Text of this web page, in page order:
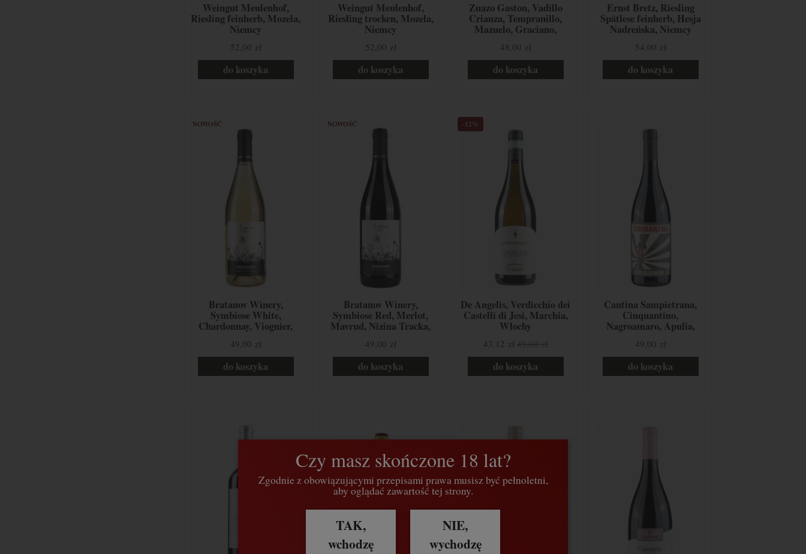
Weingut Meulenhof,
Riesling feinherb, Mozela,
Niemcy
52,00 zł
do koszyka
Weingut Meulenhof,
Riesling trocken, Mozela,
Niemcy
52,00 zł
do koszyka
Zuazo Gaston, Vadillo
Crianza, Tempranillo,
Mazuelo, Graciano,
48,00 zł
do koszyka
Ernst Bretz, Riesling
Spätlese feinherb, Hesja
Nadreńska, Niemcy
54,00 zł
do koszyka
Bratanov Winery,
Symbiose White,
Chardonnay, Viognier,
Bułgaria
49,00 zł
do koszyka
NOWOŚĆ
Bratanov Winery,
Symbiose Red, Merlot,
Mavrud, Nizina Tracka,
49,00 zł
do koszyka
NOWOŚĆ
De Angelis, Verdicchio dei
Castelli di Jesi, Marchia,
Włochy
43,12 zł
do koszyka
-12%
Cantina Sampietrana,
Cinquantino,
Nagroamaro, Apulia,
49,00 zł
do koszyka
Czy masz skończone 18 lat?
Zgodnie z obowiązującymi przepisami prawa musisz być pełnoletni,
aby oglądać zawartość tej strony.
TAK,
wchodzę
NIE,
wychodzę